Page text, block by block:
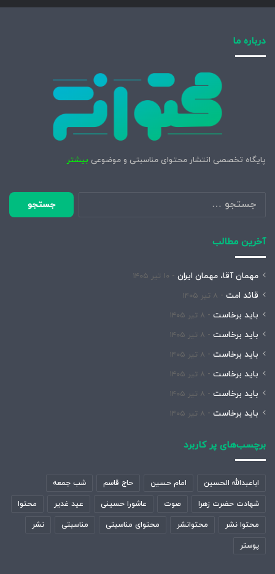
درباره ما
پایگاه تخصصی انتشار محتوای مناسبتی و موضوعی بیشتر
جستجو
برای:
آخرین مطالب
مهمان آقا، مهمان ایران ۱۰ تیر ۱۴۰۵
قائد امت ۸ تیر ۱۴۰۵
باید برخاست ۸ تیر ۱۴۰۵
باید برخاست ۸ تیر ۱۴۰۵
باید برخاست ۸ تیر ۱۴۰۵
باید برخاست ۸ تیر ۱۴۰۵
باید برخاست ۸ تیر ۱۴۰۵
باید برخاست ۸ تیر ۱۴۰۵
برچسب‌های پر کاربرد
اباعبدالله الحسین امام حسین حاج قاسم شب جمعه
شهادت حضرت زهرا صوت عاشورا حسینی عید غدیر محتوا
محتوا نشر محتوانشر محتوای مناسبتی مناسبتی نشر
پوستر